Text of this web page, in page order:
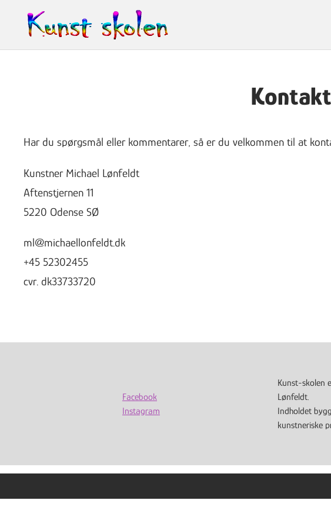
indhold
Har du spørgsmål eller kommentarer, så er du velkommen til at
Kunstner Michael Lønfeldt
Aftenstjernen 11
5220 Odense SØ
ml@michaellonfeldt.dk
+45 52302455
cvr. dk33733720
Facebook
Instagram
Kunst-skolen
Lønfeldt.
Indholdet
kunstneriske